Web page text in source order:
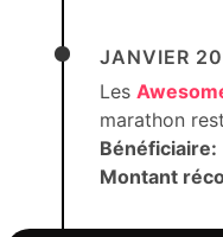
JANVIER
Les
marathon
Bénéficiaire:
Montant